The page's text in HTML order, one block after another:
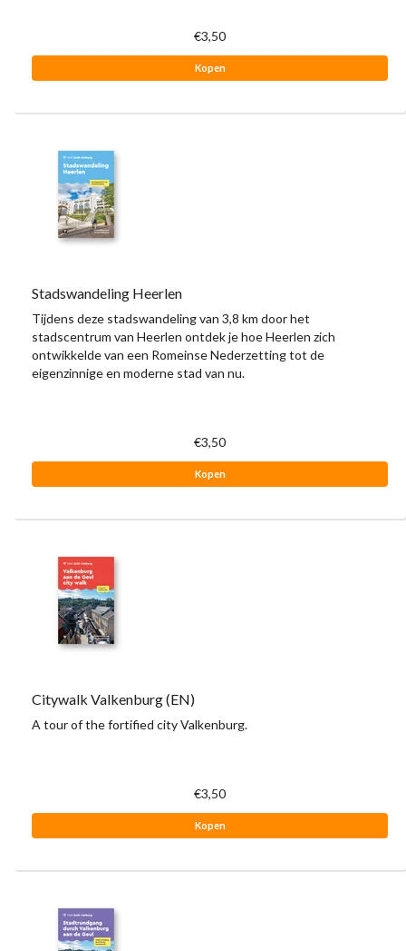
€3,50
Kopen
Stadswandeling Heerlen
Tijdens deze stadswandeling van 3,8 km door het
stadscentrum van Heerlen ontdek je hoe Heerlen zich
ontwikkelde van een Romeinse Nederzetting tot de
eigenzinnige en moderne stad van nu.
€3,50
Kopen
Citywalk Valkenburg (EN)
A tour of the fortified city Valkenburg.
€3,50
Kopen